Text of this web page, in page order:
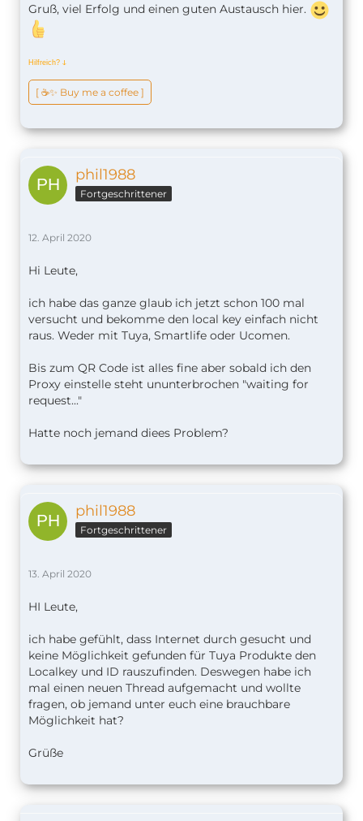
Gruß, viel Erfolg und einen guten Austausch hier.
Hilfreich? ↆ
[ ☕️✨ Buy me a coffee ]
phil1988
Fortgeschrittener
12. April 2020
Hi Leute,
ich habe das ganze glaub ich jetzt schon 100 mal
versucht und bekomme den local key einfach nicht
raus. Weder mit Tuya, Smartlife oder Ucomen.
Bis zum QR Code ist alles fine aber sobald ich den
Proxy einstelle steht ununterbrochen "waiting for
request..."
Hatte noch jemand diees Problem?
phil1988
Fortgeschrittener
13. April 2020
HI Leute,
ich habe gefühlt, dass Internet durch gesucht und
keine Möglichkeit gefunden für Tuya Produkte den
Localkey und ID rauszufinden. Deswegen habe ich
mal einen neuen Thread aufgemacht und wollte
fragen, ob jemand unter euch eine brauchbare
Möglichkeit hat?
Grüße